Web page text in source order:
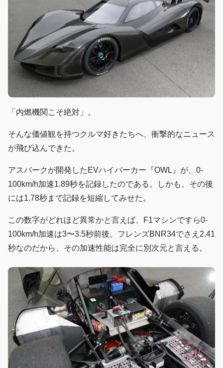
「内燃機関こそ絶対」。
そんな価値観を持つクルマ好きたちへ、衝撃的なニュース
が飛び込んできた。
アスパークが開発したEVハイパーカー『OWL』が、0-
100km/h加速1.89秒を記録したのである。しかも、その後
には1.78秒まで記録を短縮してみせた。
この数字がどれほど異常かと言えば、F1マシンですら0-
100km/h加速は3〜3.5秒前後。フレンズBNR34でさえ2.41
秒なのだから、その加速性能は完全に別次元と言える。